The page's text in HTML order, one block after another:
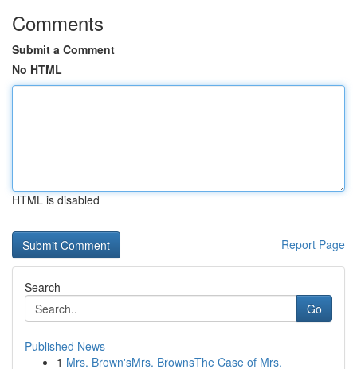
Comments
Submit a Comment
No HTML
HTML is disabled
Report Page
Search
Go
Published News
1 Mrs. Brown'sMrs. BrownsThe Case of Mrs.